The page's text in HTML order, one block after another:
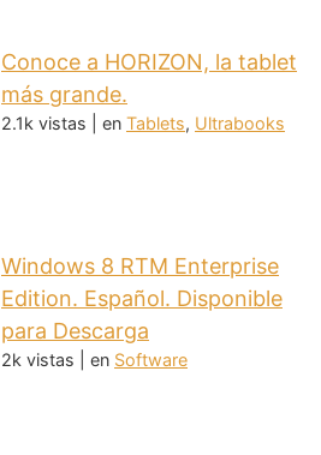
Conoce a HORIZON, la tablet
más grande.
2.1k vistas en Tablets, Ultrabooks
Windows 8 RTM Enterprise
Edition. Español. Disponible
para Descarga
2k vistas en Software